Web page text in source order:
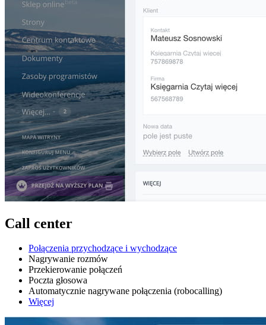
Call center
Połączenia przychodzące i wychodzące
Nagrywanie rozmów
Przekierowanie połączeń
Poczta głosowa
Automatycznie nagrywane połączenia (robocalling)
Więcej